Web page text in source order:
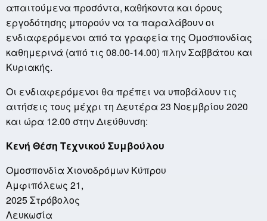
απαιτούμενα προσόντα, καθήκοντα και όρους
εργοδότησης μπορούν να τα παραλάβουν οι
ενδιαφερόμενοι από τα γραφεία της Ομοσπονδίας
καθημερινά (από τις 08.00-14.00) πλην Σαββάτου και
Κυριακής.
Οι ενδιαφερόμενοι θα πρέπει να υποβάλουν τις
αιτήσεις τους μέχρι τη Δευτέρα 23 Νοεμβρίου 2020
και ώρα 12.00 στην Διεύθυνση:
Κενή Θέση Τεχνικού Συμβούλου
Ομοσπονδία Χιονοδρόμων Κύπρου
Αμφιπόλεως 21,
2025 Στρόβολος
Λευκωσία